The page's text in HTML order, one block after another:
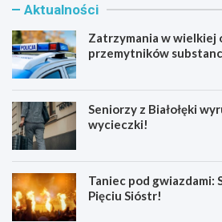
Aktualności
Zatrzymania w wielkiej
przemytników
Seniorzy z Białołęki
wycieczki!
Taniec pod gwiazdami:
Pięciu Sióstr!